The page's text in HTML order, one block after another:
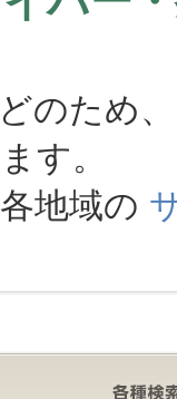
のため
す。
地域の